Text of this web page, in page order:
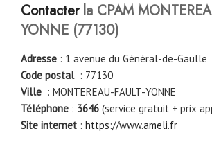
Contacterla CPAM
YONNE (77130)
Adresse : 1 avenue du Général-de-Gaulle
Code postal: 77130
Ville : MONTEREAU-FAULT-YONNE
Téléphone : 3646 (service gratuit + prix
Site internet : https://www.ameli.fr